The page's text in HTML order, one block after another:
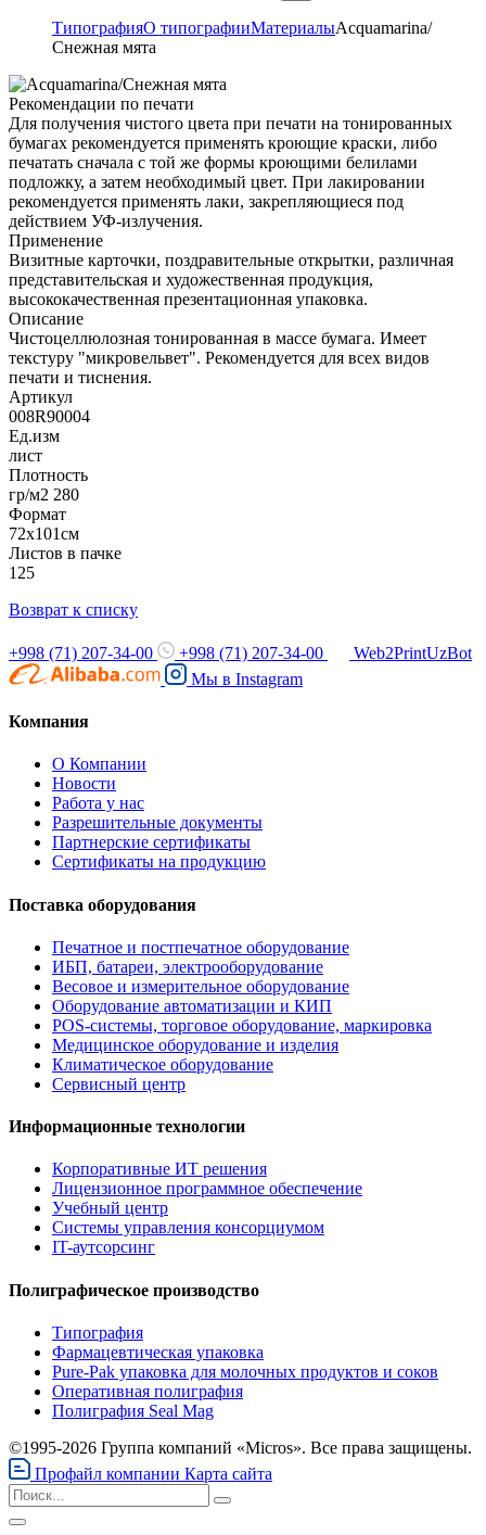
ТипографияО типографииМатериалыAcquamarina/
Снежная мята
Рекомендации по печати
Для получения чистого цвета при печати на тонированных
бумагах рекомендуется применять кроющие краски, либо
печатать сначала с той же формы кроющими белилами
подложку, а затем необходимый цвет. При лакировании
рекомендуется применять лаки, закрепляющиеся под
действием УФ-излучения.
Применение
Визитные карточки, поздравительные открытки, различная
представительская и художественная продукция,
высококачественная презентационная упаковка.
Описание
Чистоцеллюлозная тонированная в массе бумага. Имеет
текстуру "микровельвет". Рекомендуется для всех видов
печати и тиснения.
Артикул
008R90004
Ед.изм
лист
Плотность
гр/м2 280
Формат
72х101см
Листов в пачке
125
Возврат к списку
+998 (71) 207-34-00 +998 (71) 207-34-00
Web2PrintUzBot
Мы в Instagram
Компания
О Компании
Новости
Работа у нас
Разрешительные документы
Партнерские сертификаты
Сертификаты на продукцию
Поставка оборудования
Печатное и постпечатное оборудование
ИБП, батареи, электрооборудование
Весовое и измерительное оборудование
Оборудование автоматизации и КИП
POS-системы, торговое оборудование, маркировка
Медицинское оборудование и изделия
Климатическое оборудование
Сервисный центр
Информационные технологии
Корпоративные ИТ решения
Лицензионное программное обеспечение
Учебный центр
Системы управления консорциумом
IT-аутсорсинг
Полиграфическое производство
Типография
Фармацевтическая упаковка
Pure-Pak упаковка для молочных продуктов и соков
Оперативная полиграфия
Полиграфия Seal Mag
©1995-2026 Группа компаний «Micros». Все права защищены.
Профайл компании Карта сайта